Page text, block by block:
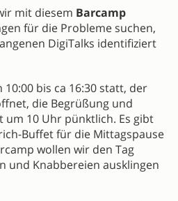
mit diesem Barcamp
für die Probleme suchen,
DigiTalks identifiziert
bis ca 16:30 statt, der
die Begrüßung und
um 10 Uhr pünktlich. Es gibt
Buffet für die Mittagspause
wollen wir den Tag
und Knabbereien ausklingen